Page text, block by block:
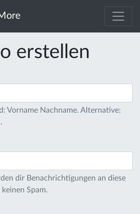
erstellen
Vorname Nachname. Alternative:
dir Benachrichtigungen an diese
Spam.